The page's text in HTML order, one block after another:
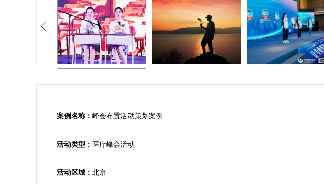
案例名称： 峰会布置活动策划案例
活动类型： 医疗峰会活动
活动区域： 北京